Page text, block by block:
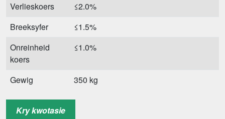
Verlieskoers
≤2.0%
Breeksyfer
≤1.5%
Onreinheid
koers
≤1.0%
Gewig
350 kg
Grootte
3860*1360*2480 mm
Kry kwotasie